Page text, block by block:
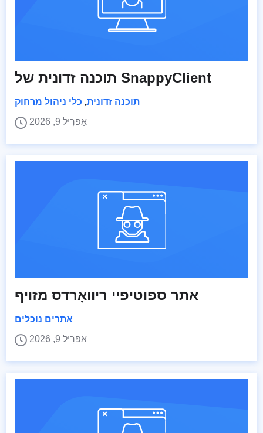
תוכנה זדונית של SnappyClient
תוכנה זדונית, כלי ניהול מרחוק
אַפּרִיל 9, 2026
אתר ספוטיפיי ריוואָרדס מזויף
אתרים נוכלים
אַפּרִיל 9, 2026